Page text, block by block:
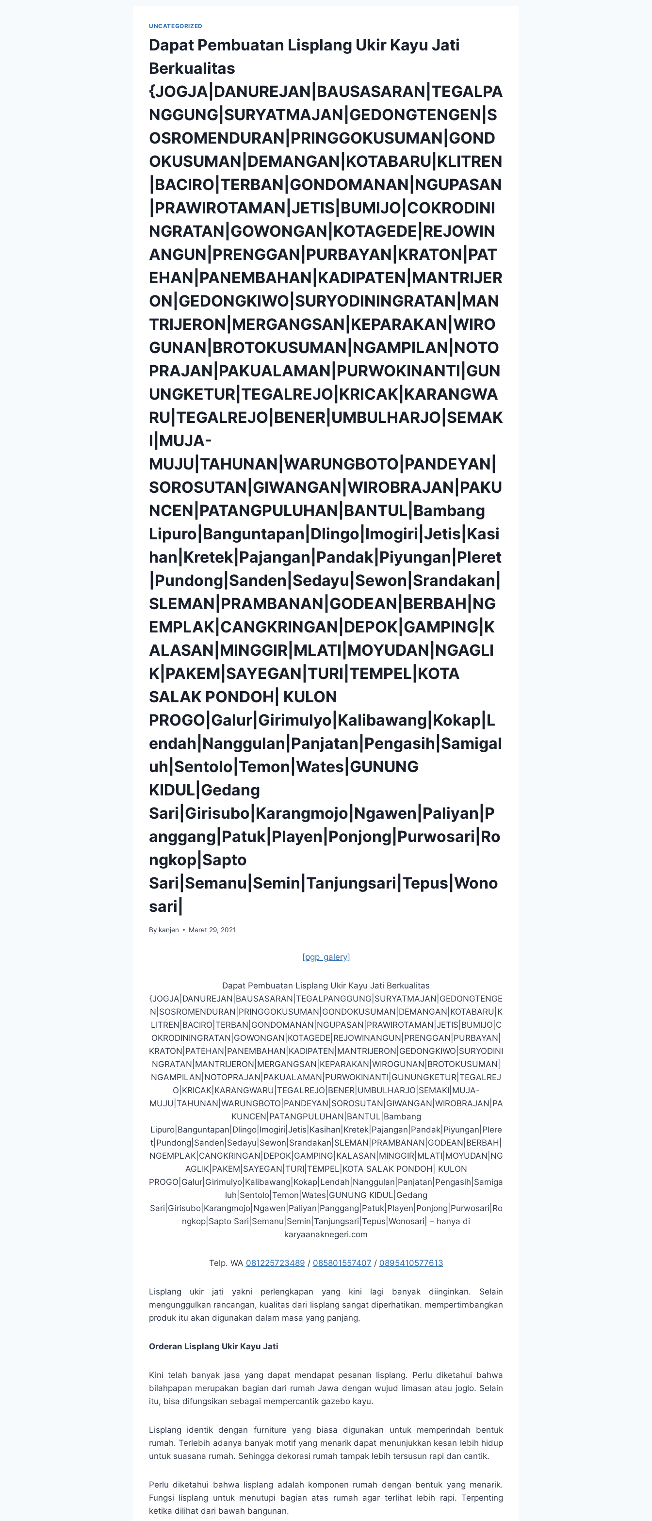
UNCATEGORIZED
Dapat Pembuatan Lisplang Ukir Kayu Jati
Berkualitas
{JOGJA|DANUREJAN|BAUSASARAN|TEGALPA
NGGUNG|SURYATMAJAN|GEDONGTENGEN|S
OSROMENDURAN|PRINGGOKUSUMAN|GOND
OKUSUMAN|DEMANGAN|KOTABARU|KLITREN
|BACIRO|TERBAN|GONDOMANAN|NGUPASAN
|PRAWIROTAMAN|JETIS|BUMIJO|COKRODINI
NGRATAN|GOWONGAN|KOTAGEDE|REJOWIN
ANGUN|PRENGGAN|PURBAYAN|KRATON|PAT
EHAN|PANEMBAHAN|KADIPATEN|MANTRIJER
ON|GEDONGKIWO|SURYODININGRATAN|MAN
TRIJERON|MERGANGSAN|KEPARAKAN|WIRO
GUNAN|BROTOKUSUMAN|NGAMPILAN|NOTO
PRAJAN|PAKUALAMAN|PURWOKINANTI|GUN
UNGKETUR|TEGALREJO|KRICAK|KARANGWA
RU|TEGALREJO|BENER|UMBULHARJO|SEMAK
I|MUJA-
MUJU|TAHUNAN|WARUNGBOTO|PANDEYAN|
SOROSUTAN|GIWANGAN|WIROBRAJAN|PAKU
NCEN|PATANGPULUHAN|BANTUL|Bambang
Lipuro|Banguntapan|Dlingo|Imogiri|Jetis|Kasi
han|Kretek|Pajangan|Pandak|Piyungan|Pleret
|Pundong|Sanden|Sedayu|Sewon|Srandakan|
SLEMAN|PRAMBANAN|GODEAN|BERBAH|NG
EMPLAK|CANGKRINGAN|DEPOK|GAMPING|K
ALASAN|MINGGIR|MLATI|MOYUDAN|NGAGLI
K|PAKEM|SAYEGAN|TURI|TEMPEL|KOTA
SALAK PONDOH| KULON
PROGO|Galur|Girimulyo|Kalibawang|Kokap|L
endah|Nanggulan|Panjatan|Pengasih|Samigal
uh|Sentolo|Temon|Wates|GUNUNG
KIDUL|Gedang
Sari|Girisubo|Karangmojo|Ngawen|Paliyan|P
anggang|Patuk|Playen|Ponjong|Purwosari|Ro
ngkop|Sapto
Sari|Semanu|Semin|Tanjungsari|Tepus|Wono
sari|
By kanjen Maret 29, 2021
[pgp_galery]
Dapat Pembuatan Lisplang Ukir Kayu Jati Berkualitas
{JOGJA|DANUREJAN|BAUSASARAN|TEGALPANGGUNG|SURYATMAJAN|GEDONGTENGE
N|SOSROMENDURAN|PRINGGOKUSUMAN|GONDOKUSUMAN|DEMANGAN|KOTABARU|K
LITREN|BACIRO|TERBAN|GONDOMANAN|NGUPASAN|PRAWIROTAMAN|JETIS|BUMIJO|C
OKRODININGRATAN|GOWONGAN|KOTAGEDE|REJOWINANGUN|PRENGGAN|PURBAYAN|
KRATON|PATEHAN|PANEMBAHAN|KADIPATEN|MANTRIJERON|GEDONGKIWO|SURYODINI
NGRATAN|MANTRIJERON|MERGANGSAN|KEPARAKAN|WIROGUNAN|BROTOKUSUMAN|
NGAMPILAN|NOTOPRAJAN|PAKUALAMAN|PURWOKINANTI|GUNUNGKETUR|TEGALREJ
O|KRICAK|KARANGWARU|TEGALREJO|BENER|UMBULHARJO|SEMAKI|MUJA-
MUJU|TAHUNAN|WARUNGBOTO|PANDEYAN|SOROSUTAN|GIWANGAN|WIROBRAJAN|PA
KUNCEN|PATANGPULUHAN|BANTUL|Bambang
Lipuro|Banguntapan|Dlingo|Imogiri|Jetis|Kasihan|Kretek|Pajangan|Pandak|Piyungan|Plere
t|Pundong|Sanden|Sedayu|Sewon|Srandakan|SLEMAN|PRAMBANAN|GODEAN|BERBAH|
NGEMPLAK|CANGKRINGAN|DEPOK|GAMPING|KALASAN|MINGGIR|MLATI|MOYUDAN|NG
AGLIK|PAKEM|SAYEGAN|TURI|TEMPEL|KOTA SALAK PONDOH| KULON
PROGO|Galur|Girimulyo|Kalibawang|Kokap|Lendah|Nanggulan|Panjatan|Pengasih|Samiga
luh|Sentolo|Temon|Wates|GUNUNG KIDUL|Gedang
Sari|Girisubo|Karangmojo|Ngawen|Paliyan|Panggang|Patuk|Playen|Ponjong|Purwosari|Ro
ngkop|Sapto Sari|Semanu|Semin|Tanjungsari|Tepus|Wonosari| – hanya di
karyaanaknegeri.com
Telp. WA 081225723489 / 085801557407 / 0895410577613
Lisplang ukir jati yakni perlengkapan yang kini lagi banyak diinginkan. Selain
mengunggulkan rancangan, kualitas dari lisplang sangat diperhatikan. mempertimbangkan
produk itu akan digunakan dalam masa yang panjang.
Orderan Lisplang Ukir Kayu Jati
Kini telah banyak jasa yang dapat mendapat pesanan lisplang. Perlu diketahui bahwa
bilahpapan merupakan bagian dari rumah Jawa dengan wujud limasan atau joglo. Selain
itu, bisa difungsikan sebagai mempercantik gazebo kayu.
Lisplang identik dengan furniture yang biasa digunakan untuk memperindah bentuk
rumah. Terlebih adanya banyak motif yang menarik dapat menunjukkan kesan lebih hidup
untuk suasana rumah. Sehingga dekorasi rumah tampak lebih tersusun rapi dan cantik.
Perlu diketahui bahwa lisplang adalah komponen rumah dengan bentuk yang menarik.
Fungsi lisplang untuk menutupi bagian atas rumah agar terlihat lebih rapi. Terpenting
ketika dilihat dari bawah bangunan.